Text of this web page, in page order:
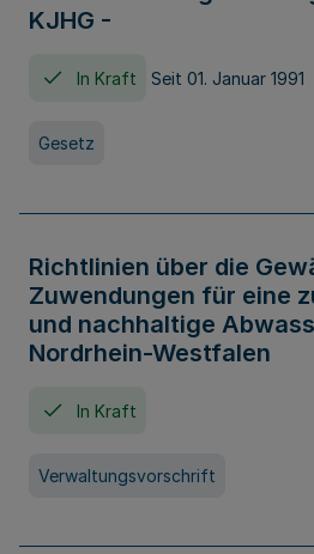
KJHG -
In Kraft Seit 01. Januar 1991
Gesetz
Richtlinien über die
Zuwendungen für eine
und nachhaltige
Nordrhein-Westfalen
In Kraft
Verwaltungsvorschrift